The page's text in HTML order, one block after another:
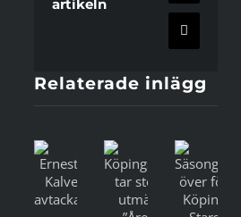
artikeln
E-
post
Relaterade inlägg